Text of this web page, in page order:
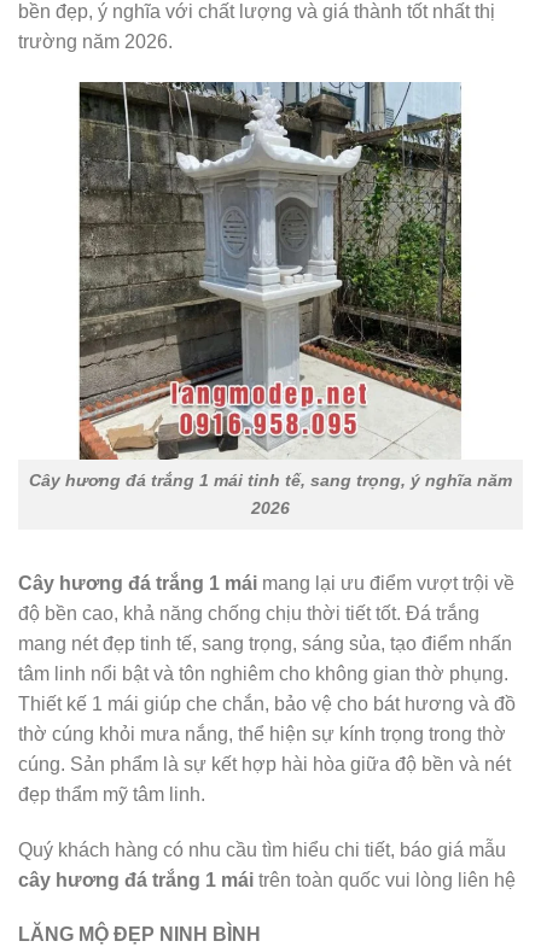
bền đẹp, ý nghĩa với chất lượng và giá thành tốt nhất thị
trường năm 2026.
Cây hương đá trắng 1 mái tinh tế, sang trọng, ý nghĩa năm
2026
Cây hương đá trắng 1 mái mang lại ưu điểm vượt trội về
độ bền cao, khả năng chống chịu thời tiết tốt. Đá trắng
mang nét đẹp tinh tế, sang trọng, sáng sủa, tạo điểm nhấn
tâm linh nổi bật và tôn nghiêm cho không gian thờ phụng.
Thiết kế 1 mái giúp che chắn, bảo vệ cho bát hương và đồ
thờ cúng khỏi mưa nắng, thể hiện sự kính trọng trong thờ
cúng. Sản phẩm là sự kết hợp hài hòa giữa độ bền và nét
đẹp thẩm mỹ tâm linh.
Quý khách hàng có nhu cầu tìm hiểu chi tiết, báo giá mẫu
cây hương đá trắng 1 mái trên toàn quốc vui lòng liên hệ
LĂNG MỘ ĐẸP NINH BÌNH